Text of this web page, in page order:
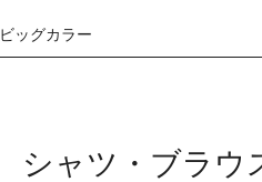
ビッグカラー
シャツ・ブラウ